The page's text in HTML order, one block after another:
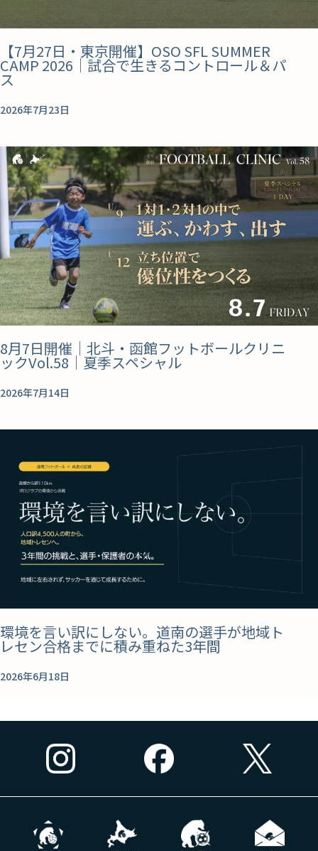
【7月27日・東京開催】OSO SFL SUMMER
CAMP 2026｜試合で生きるコントロール＆パ
ス
2026年7月23日
8月7日開催｜北斗・函館フットボールクリニ
ックVol.58｜夏季スペシャル
2026年7月14日
環境を言い訳にしない。道南の選手が地域ト
レセン合格までに積み重ねた3年間
2026年6月18日